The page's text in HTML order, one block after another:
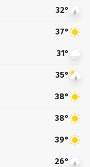
32°
37°
31°
35°
38°
38°
39°
26°